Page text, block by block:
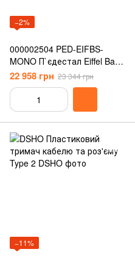
−2%
000002504 PED-EIFBS-
MONO П`єдестал Eiffel Basic
для серії Pulsar одинарний
Wallbox
22 958 грн 23 344 грн
−11%